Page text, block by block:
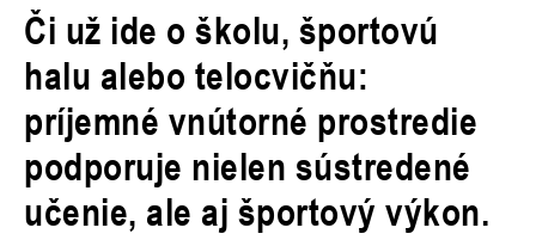
Či už ide o školu, športovú
halu alebo telocvičňu:
príjemné vnútorné prostredie
podporuje nielen sústredené
učenie, ale aj športový výkon.